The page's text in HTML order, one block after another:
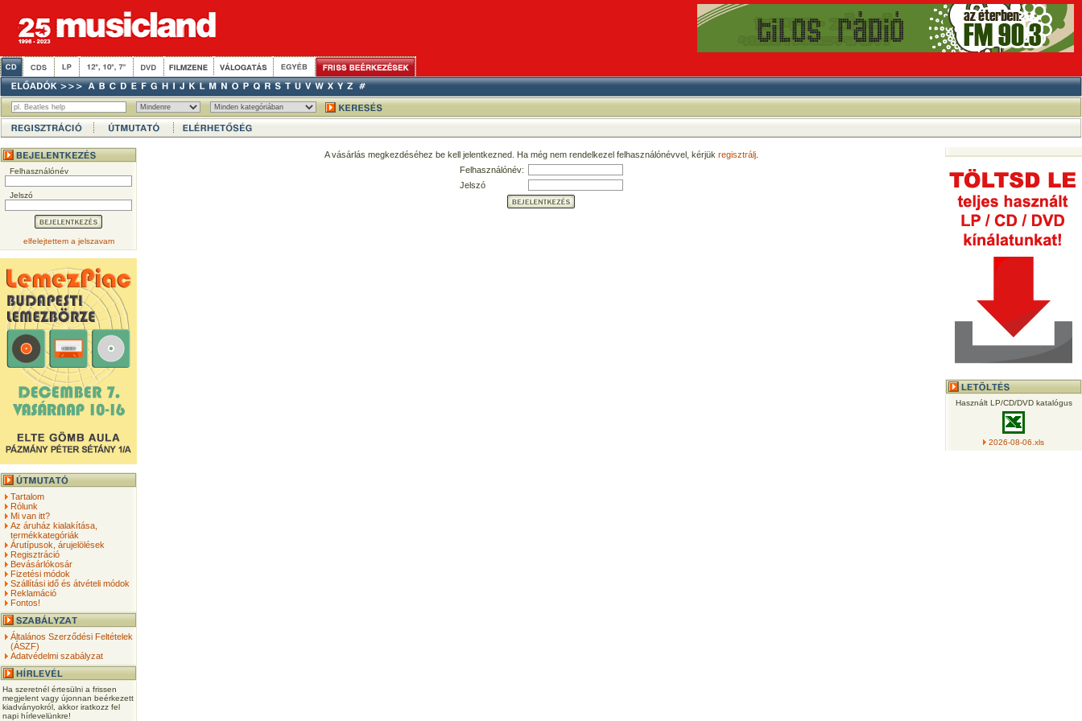
Felhasználónév
Jelszó
elfelejtettem a jelszavam
Tartalom
Rólunk
Mi van itt?
Az áruház kialakítása,
termékkategóriák
Árutípusok, árujelölések
Regisztráció
Bevásárlókosár
Fizetési módok
Szállítási idő és átvételi módok
Reklamáció
Fontos!
Általános Szerződési Feltételek
(ÁSZF)
Adatvédelmi szabályzat
Ha szeretnél értesülni a frissen
megjelent vagy újonnan beérkezett
kiadványokról, akkor iratkozz fel
napi hírlevelünkre!
A vásárlás megkezdéséhez be kell jelentkezned. Ha még nem rendelkezel felhasználónévvel, kérjük regisztrálj.
Felhasználónév:
Jelszó
Használt LP/CD/DVD katalógus
2026-08-06.xls